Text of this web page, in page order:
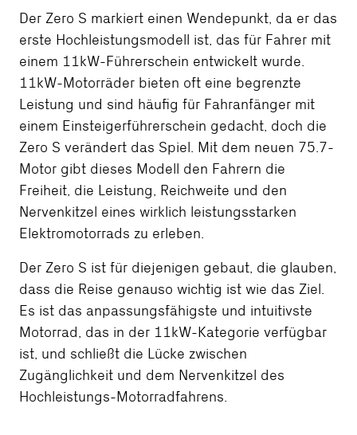
Der Zero S markiert einen Wendepunkt, da er das
erste Hochleistungsmodell ist, das für Fahrer mit
einem 11kW-Führerschein entwickelt wurde.
11kW-Motorräder bieten oft eine begrenzte
Leistung und sind häufig für Fahranfänger mit
einem Einsteigerführerschein gedacht, doch die
Zero S verändert das Spiel. Mit dem neuen 75.7-
Motor gibt dieses Modell den Fahrern die
Freiheit, die Leistung, Reichweite und den
Nervenkitzel eines wirklich leistungsstarken
Elektromotorrads zu erleben.
Der Zero S ist für diejenigen gebaut, die glauben,
dass die Reise genauso wichtig ist wie das Ziel.
Es ist das anpassungsfähigste und intuitivste
Motorrad, das in der 11kW-Kategorie verfügbar
ist, und schließt die Lücke zwischen
Zugänglichkeit und dem Nervenkitzel des
Hochleistungs-Motorradfahrens.